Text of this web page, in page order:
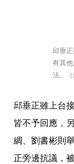
邱垂
有其
法。（
邱垂正雖上台
皆不予回應，
綢、劉書彬則
正旁邊抗議，